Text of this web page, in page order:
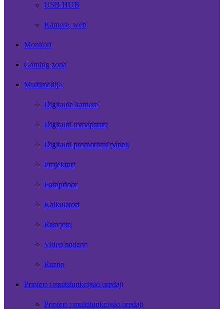
USB HUB
Kamere, web
Monitori
Gaming zona
Multimedija
Digitalne kamere
Digitalni fotoaparati
Digitalni promotivni paneli
Projektori
Fotopribor
Kalkulatori
Rasvjeta
Video nadzor
Razno
Printeri i multifunkcijski uređaji
Printeri i multifunkcijski uređaji